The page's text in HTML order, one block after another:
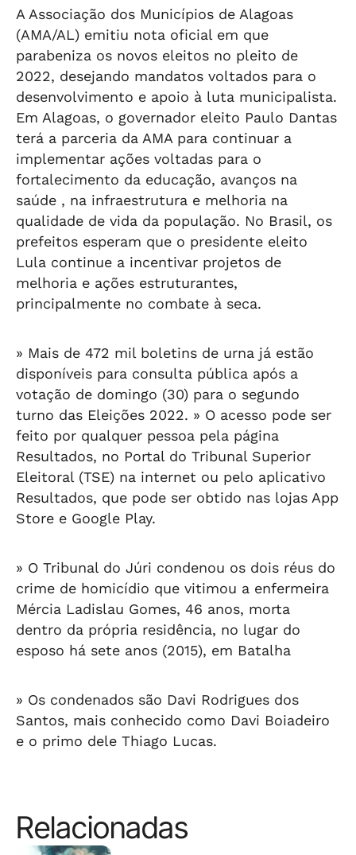
A Associação dos Municípios de Alagoas
(AMA/AL) emitiu nota oficial em que
parabeniza os novos eleitos no pleito de
2022, desejando mandatos voltados para o
desenvolvimento e apoio à luta municipalista.
Em Alagoas, o governador eleito Paulo Dantas
terá a parceria da AMA para continuar a
implementar ações voltadas para o
fortalecimento da educação, avanços na
saúde , na infraestrutura e melhoria na
qualidade de vida da população. No Brasil, os
prefeitos esperam que o presidente eleito
Lula continue a incentivar projetos de
melhoria e ações estruturantes,
principalmente no combate à seca.
» Mais de 472 mil boletins de urna já estão
disponíveis para consulta pública após a
votação de domingo (30) para o segundo
turno das Eleições 2022. » O acesso pode ser
feito por qualquer pessoa pela página
Resultados, no Portal do Tribunal Superior
Eleitoral (TSE) na internet ou pelo aplicativo
Resultados, que pode ser obtido nas lojas App
Store e Google Play.
» O Tribunal do Júri condenou os dois réus do
crime de homicídio que vitimou a enfermeira
Mércia Ladislau Gomes, 46 anos, morta
dentro da própria residência, no lugar do
esposo há sete anos (2015), em Batalha
» Os condenados são Davi Rodrigues dos
Santos, mais conhecido como Davi Boiadeiro
e o primo dele Thiago Lucas.
Relacionadas